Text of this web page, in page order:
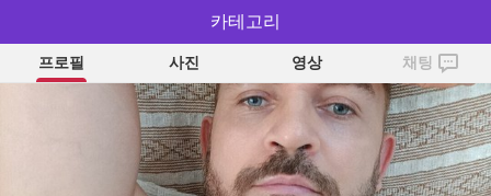
Apolloxxl
프로필 사진 영상 채팅
카테고리